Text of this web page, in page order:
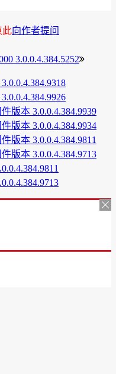
此向作者提问
3.0.0.4.384.5252
版本 3.0.0.4.384.9939
版本 3.0.0.4.384.9934
版本 3.0.0.4.384.9811
版本 3.0.0.4.384.9713